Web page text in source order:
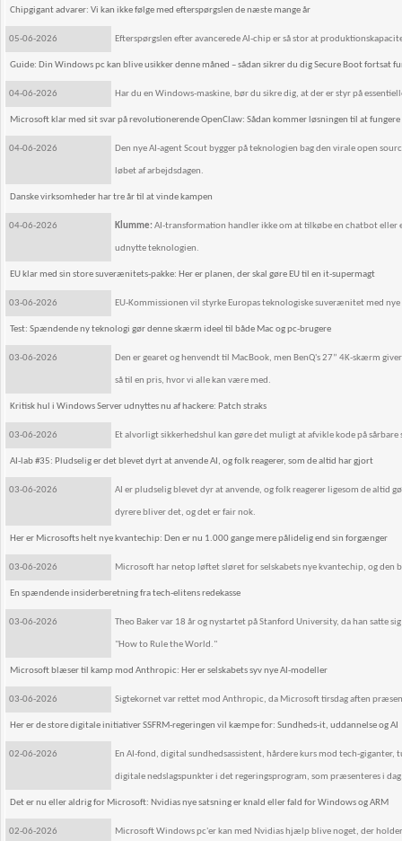
Chipgigant advarer: Vi kan ikke følge med efterspørgslen de næste mange år
05-06-2026 Efterspørgslen efter avancerede AI-chip er så stor at
Guide: Din Windows pc kan blive usikker denne måned – sådan sikrer du dig Secure Boot fortsat
04-06-2026 Har du en Windows-maskine, bør du sikre dig, at der er styr på
Microsoft klar med sit svar på revolutionerende OpenClaw: Sådan kommer løsningen til at fungere
04-06-2026 Den nye AI-agent Scout bygger på teknologien bag den virale open
løbet af arbejdsdagen.
Danske virksomheder har tre år til at vinde kampen
04-06-2026 Klumme:AI-transformation handler ikke om at tilkøbe en chatbot
udnytte teknologien.
EU klar med sin store suverænitets-pakke: Her er planen, der skal gøre EU til en it-supermagt
03-06-2026 EU-Kommissionen vil styrke Europas teknologiske suverænitet med
Test: Spændende ny teknologi gør denne skærm ideel til både Mac og pc-brugere
03-06-2026 Den er gearet og henvendt til MacBook, men BenQ's 27” 4K-skærm
så til en pris, hvor vi alle kan være med.
Kritisk hul i Windows Server udnyttes nu af hackere: Patch straks
03-06-2026 Et alvorligt sikkerhedshul kan gøre det muligt at afvikle kode på
AI-lab #35: Pludselig er det blevet dyrt at anvende AI, og folk reagerer, som de altid har gjort
03-06-2026 AI er pludselig blevet dyr at anvende, og folk reagerer ligesom de altid
dyrere bliver det, og det er fair nok.
Her er Microsofts helt nye kvantechip: Den er nu 1.000 gange mere pålidelig end sin forgænger
03-06-2026 Microsoft har netop løftet sløret for selskabets nye kvantechip, og
En spændende insiderberetning fra tech-elitens redekasse
03-06-2026 Theo Baker var 18 år og nystartet på Stanford University, da han satte
"How to Rule the World."
Microsoft blæser til kamp mod Anthropic: Her er selskabets syv nye AI-modeller
03-06-2026 Sigtekornet var rettet mod Anthropic, da Microsoft tirsdag aften
Her er de store digitale initiativer SSFRM-regeringen vil kæmpe for: Sundheds-it, uddannelse og AI
02-06-2026 En AI-fond, digital sundhedsassistent, hårdere kurs mod tech-
digitale nedslagspunkter i det regeringsprogram, som præsenteres i
Det er nu eller aldrig for Microsoft: Nvidias nye satsning er knald eller fald for Windows og ARM
02-06-2026 Microsoft Windows pc'er kan med Nvidias hjælp blive noget, der